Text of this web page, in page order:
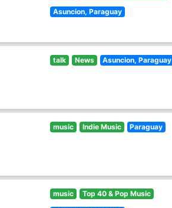
Asuncion, Paraguay
talk News Asuncion, Paraguay
music Indie Music Paraguay
music Top 40 & Pop Music